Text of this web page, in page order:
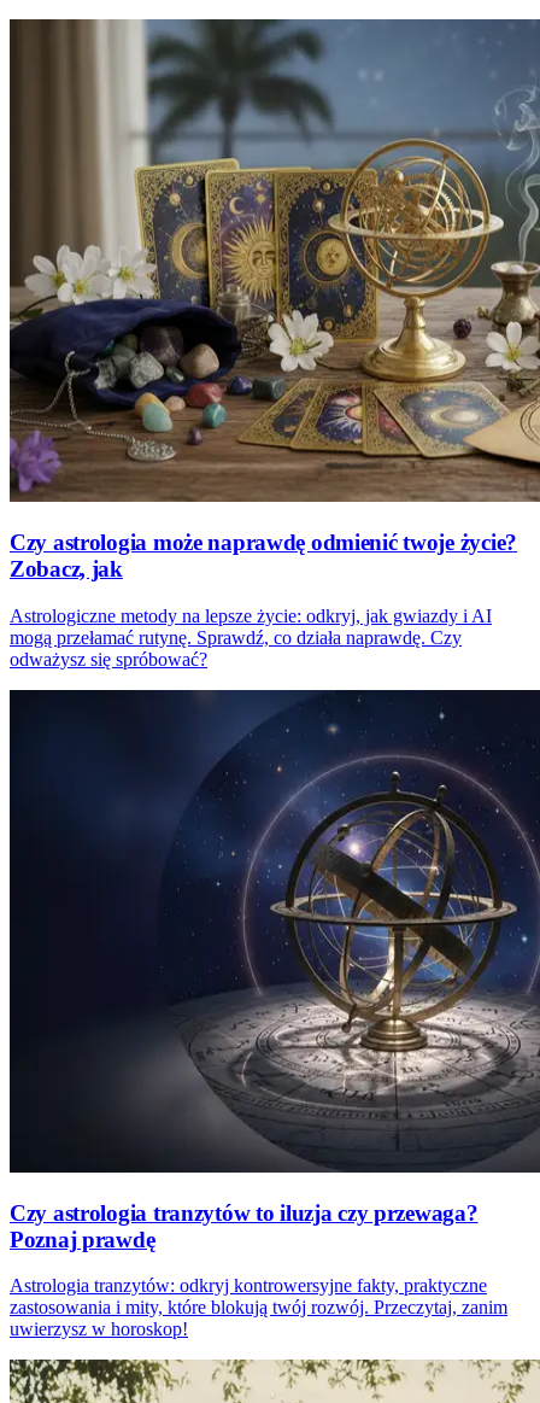
Czy astrologia może naprawdę odmienić twoje życie?
Zobacz, jak
Astrologiczne metody na lepsze życie: odkryj, jak gwiazdy i AI
mogą przełamać rutynę. Sprawdź, co działa naprawdę. Czy
odważysz się spróbować?
Czy astrologia tranzytów to iluzja czy przewaga?
Poznaj prawdę
Astrologia tranzytów: odkryj kontrowersyjne fakty, praktyczne
zastosowania i mity, które blokują twój rozwój. Przeczytaj, zanim
uwierzysz w horoskop!